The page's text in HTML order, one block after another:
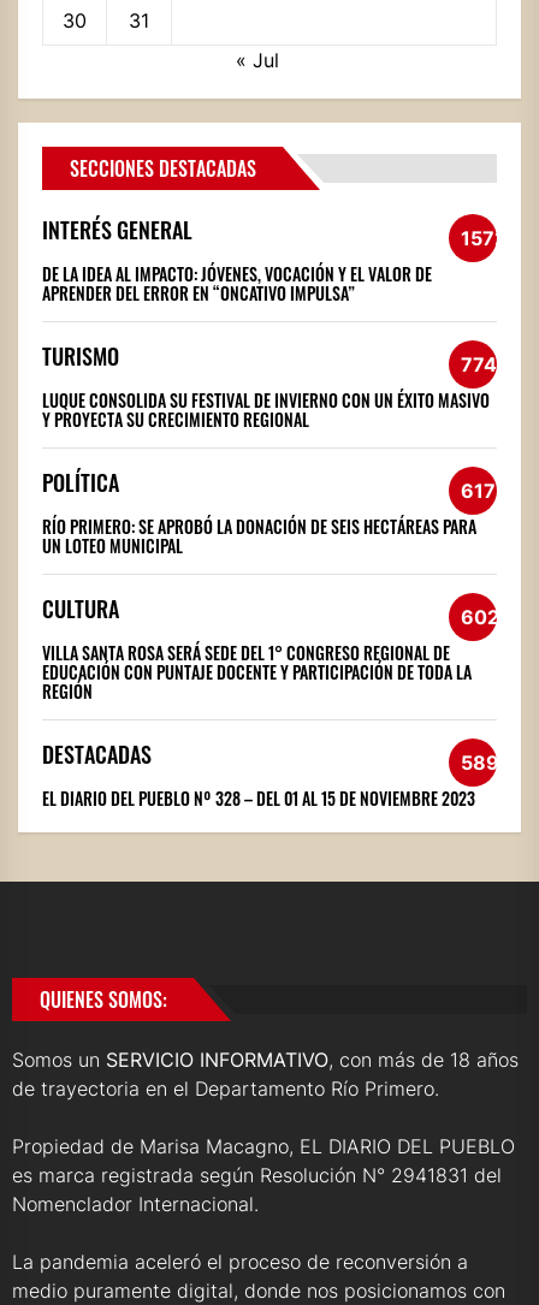
30
31
« Jul
SECCIONES DESTACADAS
INTERÉS GENERAL 1572
DE LA IDEA AL IMPACTO: JÓVENES, VOCACIÓN Y EL VALOR DE
APRENDER DEL ERROR EN “ONCATIVO IMPULSA”
TURISMO 774
LUQUE CONSOLIDA SU FESTIVAL DE INVIERNO CON UN ÉXITO MASIVO
Y PROYECTA SU CRECIMIENTO REGIONAL
POLÍTICA 617
RÍO PRIMERO: SE APROBÓ LA DONACIÓN DE SEIS HECTÁREAS PARA
UN LOTEO MUNICIPAL
CULTURA 602
VILLA SANTA ROSA SERÁ SEDE DEL 1° CONGRESO REGIONAL DE
EDUCACIÓN CON PUNTAJE DOCENTE Y PARTICIPACIÓN DE TODA LA
REGIÓN
DESTACADAS 589
EL DIARIO DEL PUEBLO Nº 328 – DEL 01 AL 15 DE NOVIEMBRE 2023
QUIENES SOMOS:
Somos un SERVICIO INFORMATIVO, con más de 18 años
de trayectoria en el Departamento Río Primero.
Propiedad de Marisa Macagno, EL DIARIO DEL PUEBLO
es marca registrada según Resolución N° 2941831 del
Nomenclador Internacional.
La pandemia aceleró el proceso de reconversión a
medio puramente digital, donde nos posicionamos con